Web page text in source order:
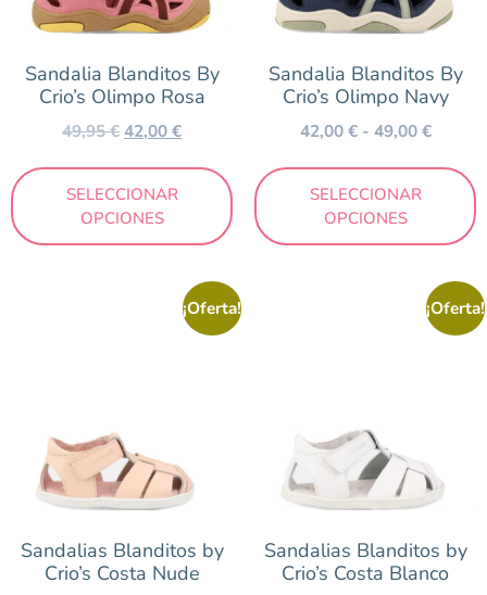
Sandalia Blanditos By
Crio’s Olimpo Rosa
49,95€42,00€
SELECCIONAR
OPCIONES
Sandalia Blanditos By
Crio’s Olimpo Navy
42,00€ - 49,00€
SELECCIONAR
OPCIONES
¡Oferta!
Sandalias Blanditos by
Crio’s Costa Nude
¡Oferta!
Sandalias Blanditos by
Crio’s Costa Blanco